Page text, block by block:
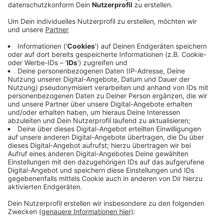
Veröffentlicht:Montag, 29.07.2024 17:36
Anzeige
Das Geld fließt im Kreis Euskirchen demnach vor allem
in soziale Leistungen für Menschen mit Behinderungen.
Mit über 1,5 Millionen Euro förderte der LVR außerdem
Aktivitäten im Rahmen der Kulturpflege. Er betreibt
das LVR-Industriemuseum in Euskirchen-Kuchenheim
und das LVR-Freilichtmuseum Kommern. Außerdem ist
er auch ein wichtiger Arbeitgeber. Rund 350 Menschen
arbeiten im Kreis Euskirchen beim LVR. In den
Förderschulen werden 280 Kinder und Jugendliche
betreut.
Anzeige